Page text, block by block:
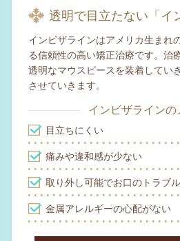
透明で目立たない「イ
インビザラインはアメリカ生まれ
る信頼性の高い矯正治療です。治
透明なマウスピースを装着してい
させていきます。
インビザラインの
目立ちにくい
痛みや違和感が少ない
取り外し可能でお口のトラブ
金属アレルギーの心配がない